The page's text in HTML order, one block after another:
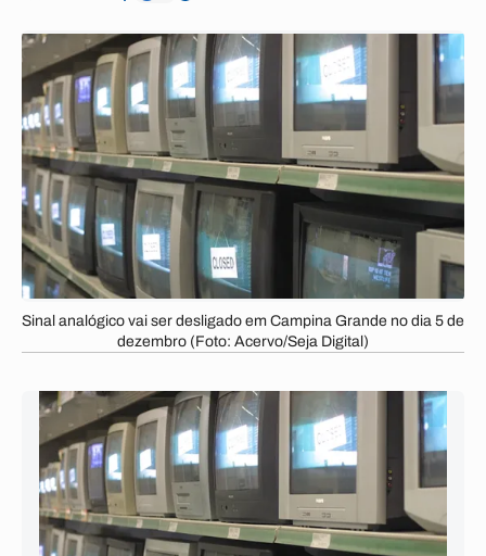
Sinal analógico vai ser desligado em Campina Grande no dia 5 de
dezembro (Foto: Acervo/Seja Digital)